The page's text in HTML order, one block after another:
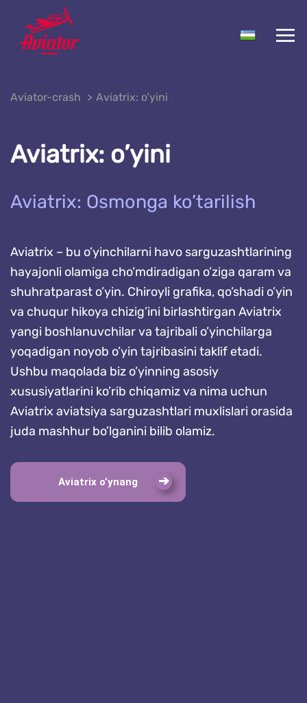
Aviator-crash Aviatrix: o’yini
Aviatrix: o’yini
Aviatrix: Osmonga ko’tarilish
Aviatrix – bu o’yinchilarni havo sarguzashtlarining
hayajonli olamiga cho’mdiradigan o’ziga qaram va
shuhratparast o’yin. Chiroyli grafika, qo’shadi o’yin
va chuqur hikoya chizig’ini birlashtirgan Aviatrix
yangi boshlanuvchilar va tajribali o’yinchilarga
yoqadigan noyob o’yin tajribasini taklif etadi.
Ushbu maqolada biz o’yinning asosiy
xususiyatlarini ko’rib chiqamiz va nima uchun
Aviatrix aviatsiya sarguzashtlari muxlislari orasida
juda mashhur bo’lganini bilib olamiz.
Aviatrix o’ynang